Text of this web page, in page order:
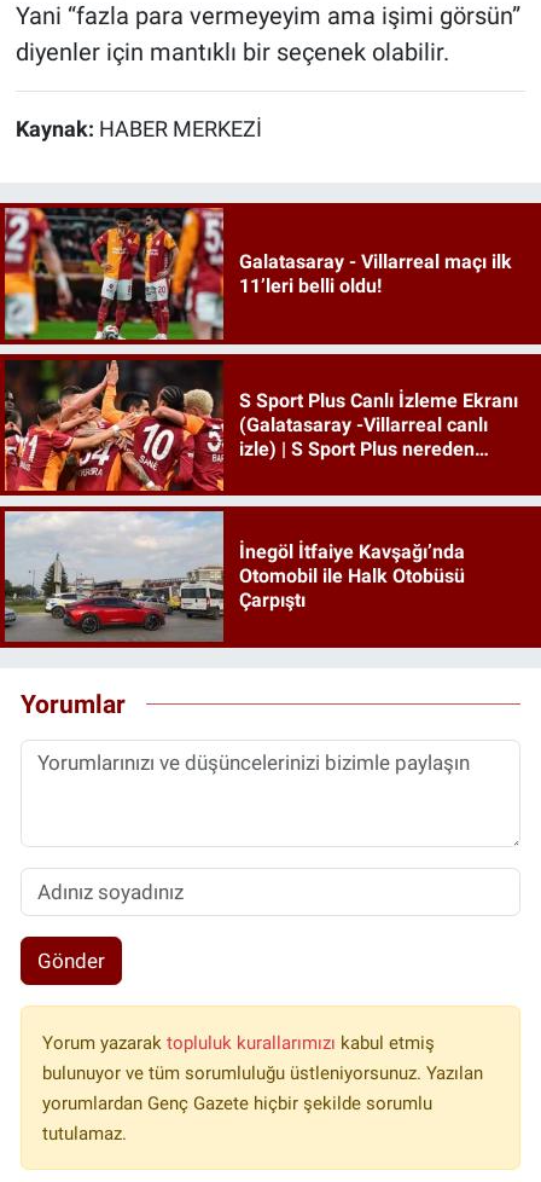
Yani “fazla para vermeyeyim ama işimi görsün”
diyenler için mantıklı bir seçenek olabilir.
Kaynak: HABER MERKEZİ
Galatasaray - Villarreal maçı ilk
11’leri belli oldu!
S Sport Plus Canlı İzleme Ekranı
(Galatasaray -Villarreal canlı
izle) | S Sport Plus nereden
İnegöl İtfaiye Kavşağı’nda
Otomobil ile Halk Otobüsü
Çarpıştı
Yorumlar
Gönder
Yorum yazarak topluluk kurallarımızı kabul etmiş
bulunuyor ve tüm sorumluluğu üstleniyorsunuz. Yazılan
yorumlardan Genç Gazete hiçbir şekilde sorumlu
tutulamaz.